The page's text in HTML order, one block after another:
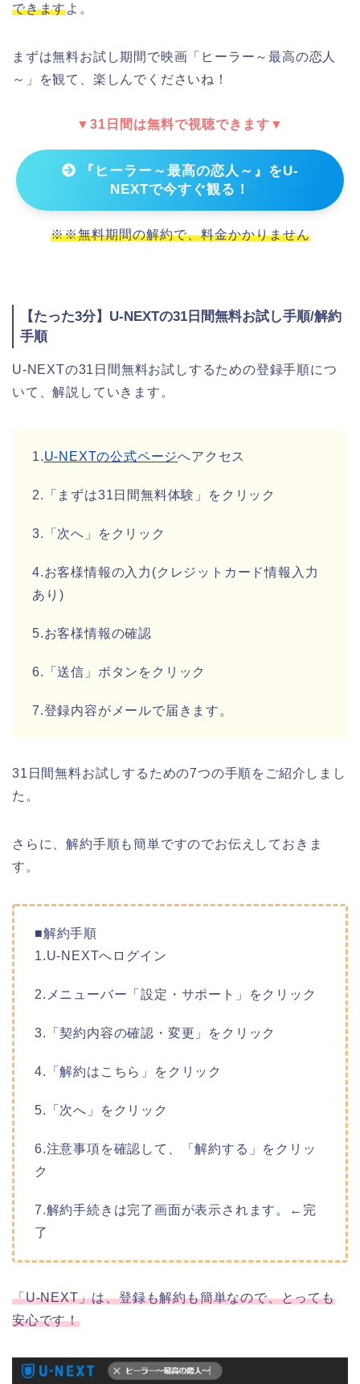
できますよ。
まずは無料お試し期間で映画「ヒーラー～最高の恋人
～」を観て、楽しんでくださいね！
▼31日間は無料で視聴できます▼
『ヒーラー～最高の恋人～』をU-
NEXTで今すぐ観る！
※※無料期間の解約で、料金かかりません
【たった3分】U-NEXTの31日間無料お試し手順/解約
手順
U-NEXTの31日間無料お試しするための登録手順につ
いて、解説していきます。
1.U-NEXTの公式ページへアクセス
2.「まずは31日間無料体験」をクリック
3.「次へ」をクリック
4.お客様情報の入力(クレジットカード情報入力
あり)
5.お客様情報の確認
6.「送信」ボタンをクリック
7.登録内容がメールで届きます。
31日間無料お試しするための7つの手順をご紹介しまし
た。
さらに、解約手順も簡単ですのでお伝えしておきま
す。
■解約手順
1.U-NEXTへログイン
2.メニューバー「設定・サポート」をクリック
3.「契約内容の確認・変更」をクリック
4.「解約はこちら」をクリック
5.「次へ」をクリック
6.注意事項を確認して、「解約する」をクリッ
ク
7.解約手続きは完了画面が表示されます。←完
了
「U-NEXT」は、登録も解約も簡単なので、とっても
安心です！